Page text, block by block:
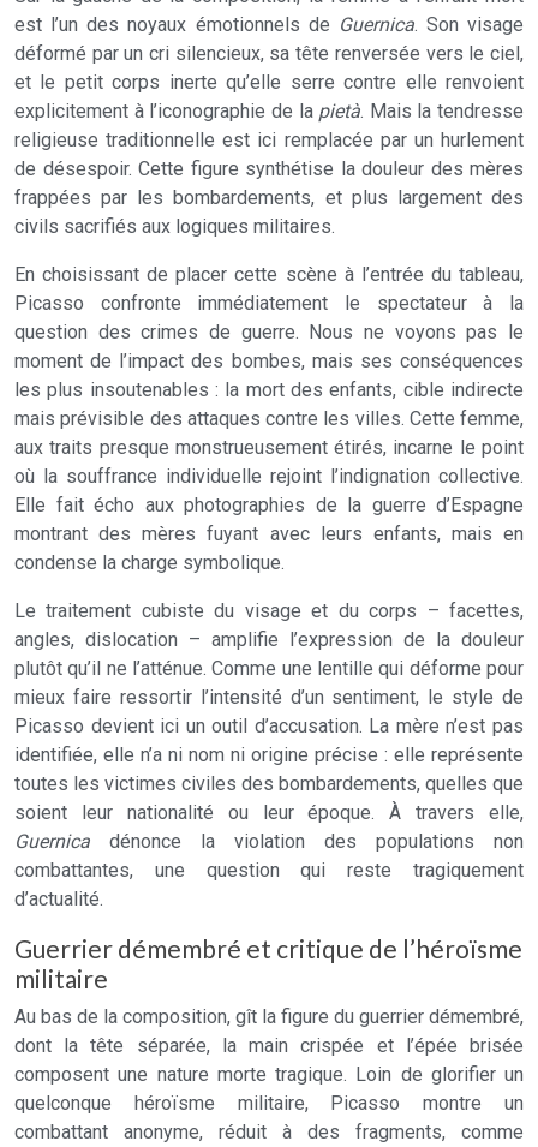
est l’un des noyaux émotionnels de Guernica. Son visage
déformé par un cri silencieux, sa tête renversée vers le ciel,
et le petit corps inerte qu’elle serre contre elle renvoient
explicitement à l’iconographie de la pietà. Mais la tendresse
religieuse traditionnelle est ici remplacée par un hurlement
de désespoir. Cette figure synthétise la douleur des mères
frappées par les bombardements, et plus largement des
civils sacrifiés aux logiques militaires.
En choisissant de placer cette scène à l’entrée du tableau,
Picasso confronte immédiatement le spectateur à la
question des crimes de guerre. Nous ne voyons pas le
moment de l’impact des bombes, mais ses conséquences
les plus insoutenables : la mort des enfants, cible indirecte
mais prévisible des attaques contre les villes. Cette femme,
aux traits presque monstrueusement étirés, incarne le point
où la souffrance individuelle rejoint l’indignation collective.
Elle fait écho aux photographies de la guerre d’Espagne
montrant des mères fuyant avec leurs enfants, mais en
condense la charge symbolique.
Le traitement cubiste du visage et du corps – facettes,
angles, dislocation – amplifie l’expression de la douleur
plutôt qu’il ne l’atténue. Comme une lentille qui déforme pour
mieux faire ressortir l’intensité d’un sentiment, le style de
Picasso devient ici un outil d’accusation. La mère n’est pas
identifiée, elle n’a ni nom ni origine précise : elle représente
toutes les victimes civiles des bombardements, quelles que
soient leur nationalité ou leur époque. À travers elle,
Guernica dénonce la violation des populations non
combattantes, une question qui reste tragiquement
d’actualité.
Guerrier démembré et critique de l’héroïsme
militaire
Au bas de la composition, gît la figure du guerrier démembré,
dont la tête séparée, la main crispée et l’épée brisée
composent une nature morte tragique. Loin de glorifier un
quelconque héroïsme militaire, Picasso montre un
combattant anonyme, réduit à des fragments, comme